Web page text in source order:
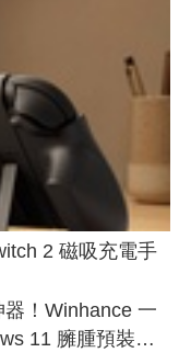
2 磁吸充電手
！Winhance 一
11 臃腫預裝軟